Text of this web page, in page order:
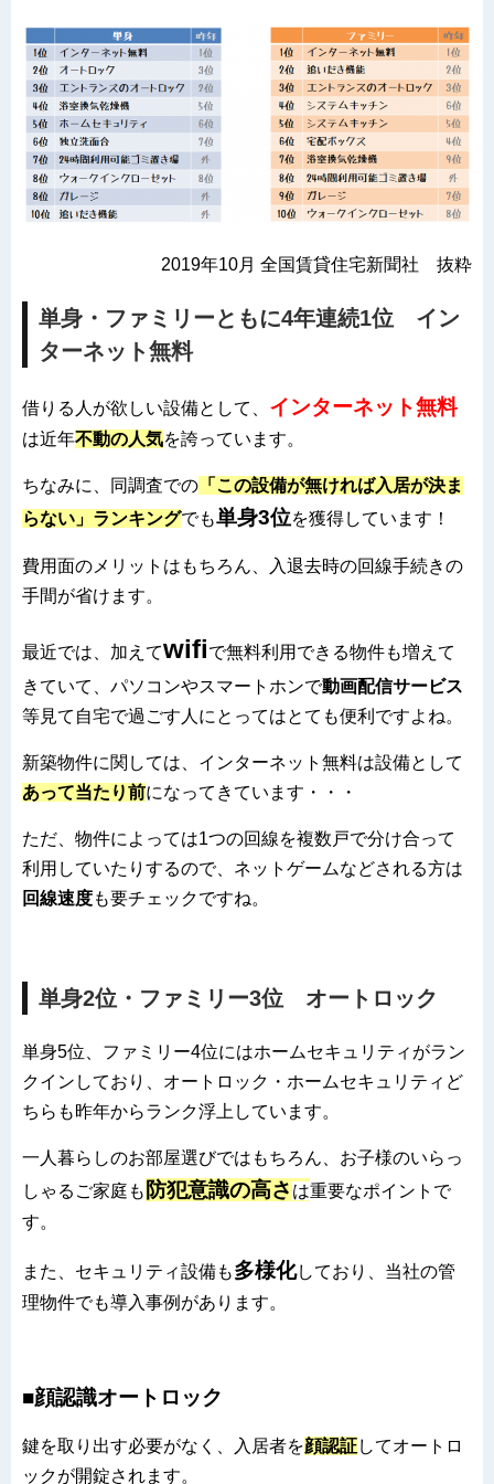
2019年10月 全国賃貸住宅新聞社 抜粋
単身・ファミリーともに4年連続1位 イン
ターネット無料
借りる人が欲しい設備として、 インターネット無料
は近年不動の人気を誇っています。
ちなみに、同調査での 「この設備が無ければ入居が決ま
らない」ランキングでも単身3位を獲得しています！
費用面のメリットはもちろん、入退去時の回線手続きの
手間が省けます。
最近では、加えてwifiで無料利用できる物件も増えて
きていて、パソコンやスマートホンで動画配信サービス
等見て自宅で過ごす人にとってはとても便利ですよね。
新築物件に関しては、インターネット無料は設備として
あって当たり前になってきています・・・
ただ、物件によっては1つの回線を複数戸で分け合って
利用していたりするので、ネットゲームなどされる方は
回線速度も要チェックですね。
単身2位・ファミリー3位 オートロック
単身5位、ファミリー4位にはホームセキュリティがラン
クインしており、オートロック・ホームセキュリティど
ちらも昨年からランク浮上しています。
一人暮らしのお部屋選びではもちろん、お子様のいらっ
しゃるご家庭も 防犯意識の高さ は重要なポイントで
す。
また、セキュリティ設備も多様化しており、当社の管
理物件でも導入事例があります。
■顔認識オートロック
鍵を取り出す必要がなく、入居者を顔認証してオートロ
ックが開錠されます。